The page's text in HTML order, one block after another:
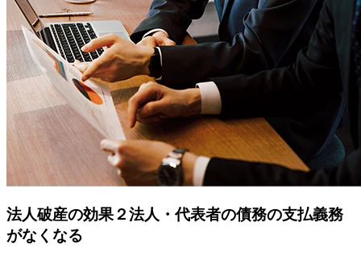
法人破産の効果２法人・代表者の債務の支払義務
がなくなる